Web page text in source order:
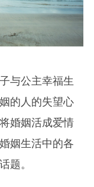
与公主幸福生
的人的失望心
婚姻活成爱情
姻生活中的各
题。